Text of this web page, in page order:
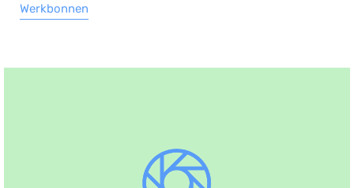
Werkbonnen